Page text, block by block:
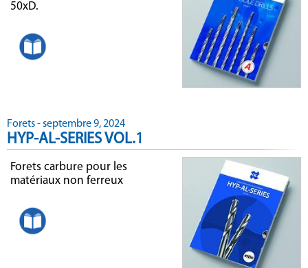
50xD.
Forets - septembre 9, 2024
HYP-AL-SERIES VOL.1
Forets carbure pour les
matériaux non ferreux